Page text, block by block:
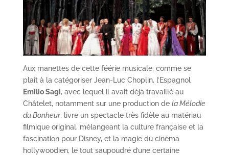
Aux manettes de cette féérie musicale, comme se
plaît à la catégoriser Jean-Luc Choplin, l’Espagnol
Emilio Sagi, avec lequel il avait déjà travaillé au
Châtelet, notamment sur une production de la Mélodie
du Bonheur, livre un spectacle très fidèle au matériau
filmique original, mélangeant la culture française et la
fascination pour Disney, et la magie du cinéma
hollywoodien, le tout saupoudré d’une certaine